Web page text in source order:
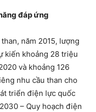
đáp ứng
năm 2015, lượng
kiến khoảng 28 triệu
và khoảng 126
nhu cầu than cho
triển điện lực quốc
– Quy hoạch điện